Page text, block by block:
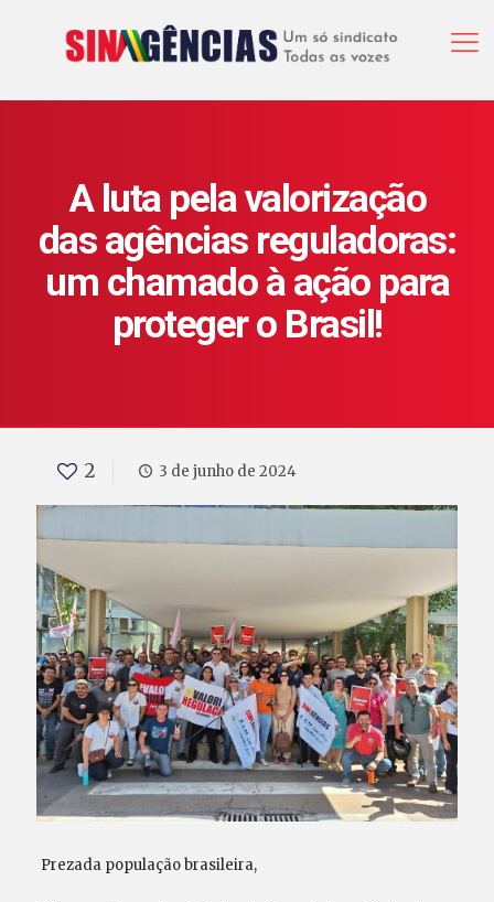
A luta pela valorização
das agências reguladoras:
um chamado à ação para
proteger o Brasil!
2 3 de junho de 2024
Prezada população brasileira,